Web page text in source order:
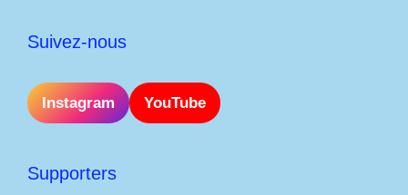
Suivez-nous
Instagram YouTube
Supporters